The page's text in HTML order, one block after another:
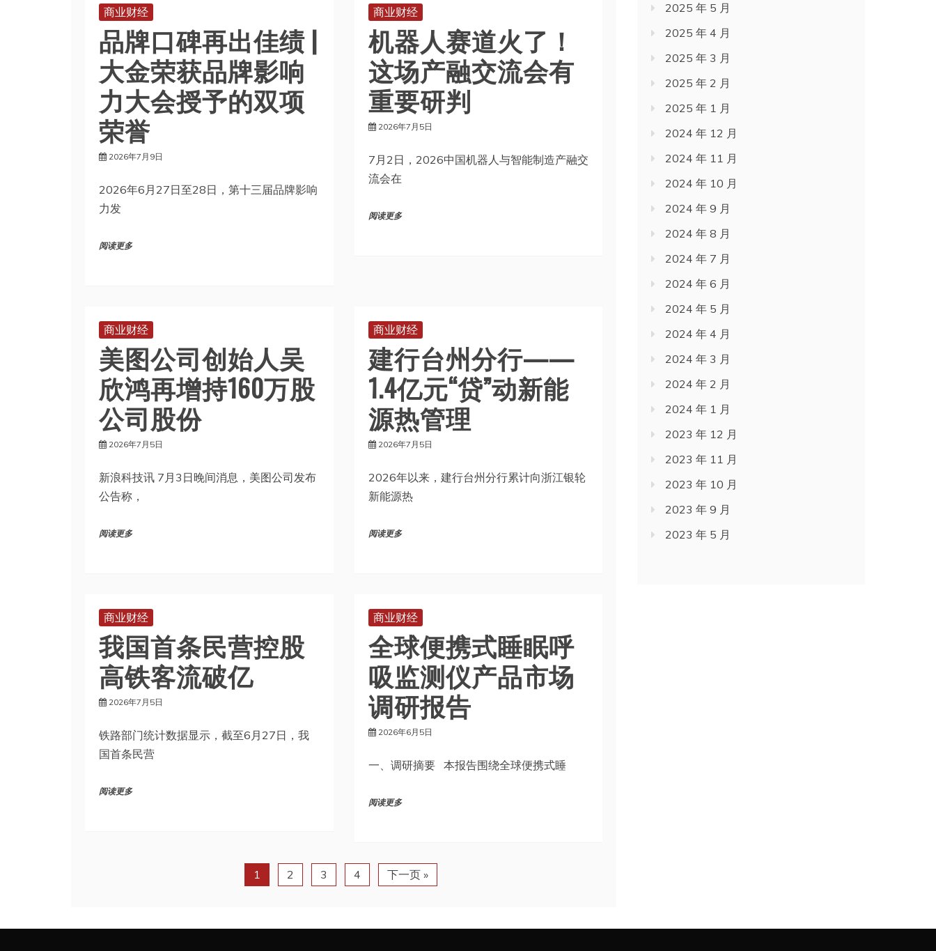
商业财经
品牌口碑再出佳绩 |
大金荣获品牌影响
力大会授予的双项
荣誉
2026年7月9日
2026年6月27日至28日，第十三届品牌影响
力发
阅读更多
商业财经
机器人赛道火了！
这场产融交流会有
重要研判
2026年7月5日
7月2日，2026中国机器人与智能制造产融交
流会在
阅读更多
商业财经
美图公司创始人吴
欣鸿再增持160万股
公司股份
2026年7月5日
新浪科技讯 7月3日晚间消息，美图公司发布
公告称，
阅读更多
商业财经
建行台州分行——
1.4亿元“贷”动新能
源热管理
2026年7月5日
2026年以来，建行台州分行累计向浙江银轮
新能源热
阅读更多
商业财经
我国首条民营控股
高铁客流破亿
2026年7月5日
铁路部门统计数据显示，截至6月27日，我
国首条民营
阅读更多
商业财经
全球便携式睡眠呼
吸监测仪产品市场
调研报告
2026年6月5日
一、调研摘要 本报告围绕全球便携式睡
阅读更多
1 2 3 4 下一页 »
2025 年 5 月
2025 年 4 月
2025 年 3 月
2025 年 2 月
2025 年 1 月
2024 年 12 月
2024 年 11 月
2024 年 10 月
2024 年 9 月
2024 年 8 月
2024 年 7 月
2024 年 6 月
2024 年 5 月
2024 年 4 月
2024 年 3 月
2024 年 2 月
2024 年 1 月
2023 年 12 月
2023 年 11 月
2023 年 10 月
2023 年 9 月
2023 年 5 月